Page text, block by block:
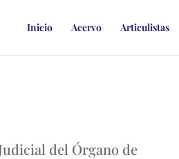
Inicio Acervo Articulistas
del Órgano de